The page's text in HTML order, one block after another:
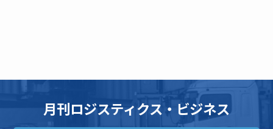
月刊ロジスティクス・ビジネス